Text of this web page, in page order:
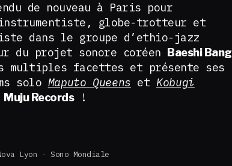
de nouveau à Paris pour
globe-trotteur et
dans le groupe d’ethio-jazz
projet sonore coréen
Baeshi Bang
facettes et présente ses
solo Maputo Queens et Kobugi
Muju Records!
Lyon Sono Mondiale